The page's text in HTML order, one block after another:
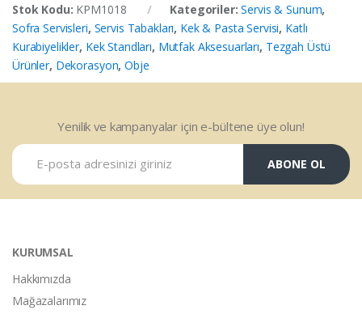
Stok Kodu: KPM1018 Kategoriler:Servis & Sunum,
Sofra Servisleri, Servis Tabakları, Kek & Pasta Servisi, Katlı
Kurabiyelikler, Kek Standları, Mutfak Aksesuarları, Tezgah Üstü
Ürünler, Dekorasyon,Obje
Yenilik ve kampanyalar için e-bültene üye olun!
ABONE OL
KURUMSAL
Hakkımızda
Mağazalarımız